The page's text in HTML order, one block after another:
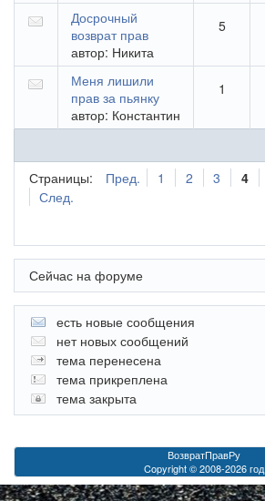
Досрочный
возврат прав
автор: Никита
5
Меня лишили
прав за пьянку
автор: Константин
1
Страницы: Пред. 1 2 3 4
След.
Сейчас на форуме
есть новые сообщения
нет новых сообщений
тема перенесена
тема прикреплена
тема закрыта
ВозвратПравРу
Copyright © 2008-2026 год